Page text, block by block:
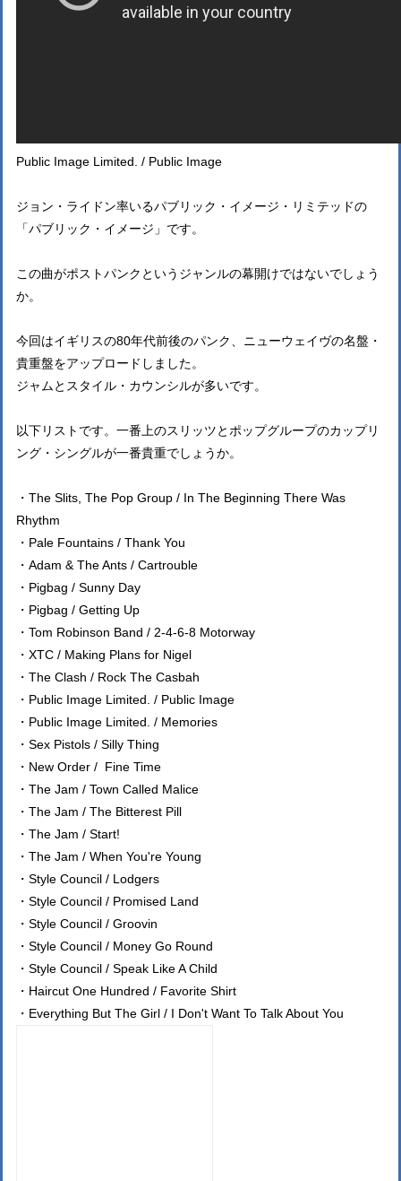
Public Image Limited. / Public Image
ジョン・ライドン率いるパブリック・イメージ・リミテッドの
「パブリック・イメージ」です。
この曲がポストパンクというジャンルの幕開けではないでしょう
か。
今回はイギリスの80年代前後のパンク、ニューウェイヴの名盤・
貴重盤をアップロードしました。
ジャムとスタイル・カウンシルが多いです。
以下リストです。一番上のスリッツとポップグループのカップリ
ング・シングルが一番貴重でしょうか。
・The Slits, The Pop Group / In The Beginning There Was
Rhythm
・Pale Fountains / Thank You
・Adam & The Ants / Cartrouble
・Pigbag / Sunny Day
・Pigbag / Getting Up
・Tom Robinson Band / 2-4-6-8 Motorway
・XTC / Making Plans for Nigel
・The Clash / Rock The Casbah
・Public Image Limited. / Public Image
・Public Image Limited. / Memories
・Sex Pistols / Silly Thing
・New Order / Fine Time
・The Jam / Town Called Malice
・The Jam / The Bitterest Pill
・The Jam / Start!
・The Jam / When You're Young
・Style Council / Lodgers
・Style Council / Promised Land
・Style Council / Groovin
・Style Council / Money Go Round
・Style Council / Speak Like A Child
・Haircut One Hundred / Favorite Shirt
・Everything But The Girl / I Don't Want To Talk About You